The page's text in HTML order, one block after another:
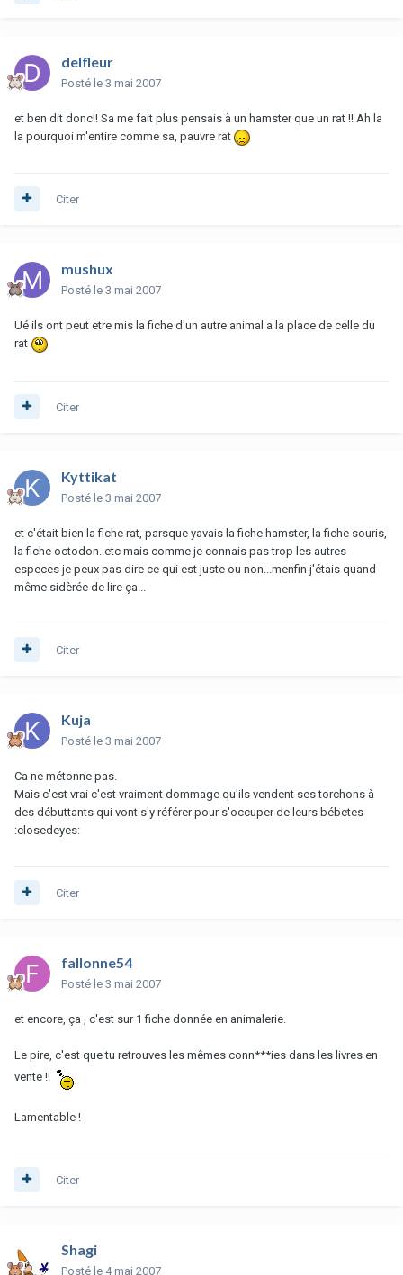
delfleur
Posté le 3 mai 2007
et ben dit donc!! Sa me fait plus pensais à un hamster que un rat !! Ah la
la pourquoi m'entire comme sa, pauvre rat
Citer
mushux
Posté le 3 mai 2007
Ué ils ont peut etre mis la fiche d'un autre animal a la place de celle du
rat
Citer
Kyttikat
Posté le 3 mai 2007
et c'était bien la fiche rat, parsque yavais la fiche hamster, la fiche souris,
la fiche octodon..etc mais comme je connais pas trop les autres
especes je peux pas dire ce qui est juste ou non...menfin j'étais quand
même sidèrée de lire ça...
Citer
Kuja
Posté le 3 mai 2007
Ca ne métonne pas.
Mais c'est vrai c'est vraiment dommage qu'ils vendent ses torchons à
des débuttants qui vont s'y référer pour s'occuper de leurs bébetes
:closedeyes:
Citer
fallonne54
Posté le 3 mai 2007
et encore, ça , c'est sur 1 fiche donnée en animalerie.
Le pire, c'est que tu retrouves les mêmes conn***ies dans les livres en
vente !!
Lamentable !
Citer
Shagi
Posté le 4 mai 2007